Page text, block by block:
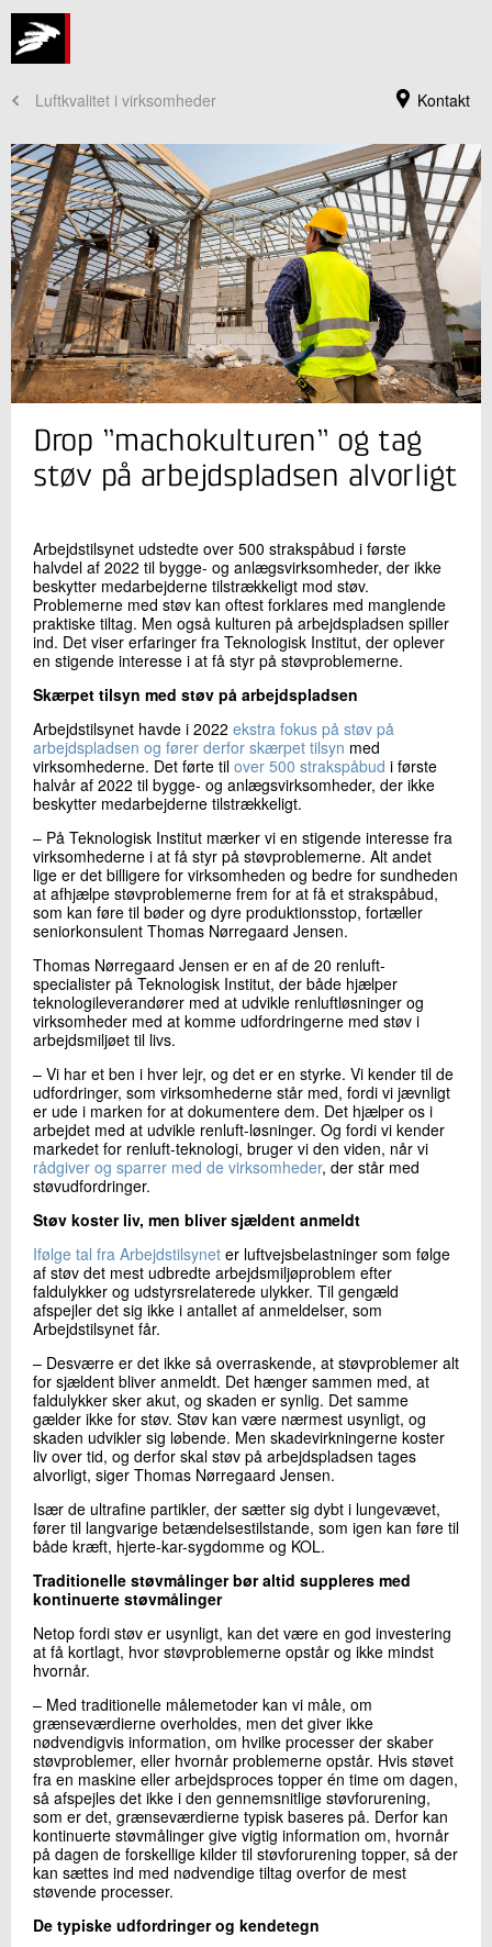
Kontakt
Luftkvalitet i virksomheder
Jeg er din kontaktperson
Naja Villadsen
Specialist
Kemisk Karakterisering og Rådgivning
Skriv til mig
Drop ”machokulturen” og tag
støv på arbejdspladsen alvorligt
Arbejdstilsynet udstedte over 500 strakspåbud i første
halvdel af 2022 til bygge- og anlægsvirksomheder, der ikke
beskytter medarbejderne tilstrækkeligt mod støv.
Problemerne med støv kan oftest forklares med manglende
praktiske tiltag. Men også kulturen på arbejdspladsen spiller
ind. Det viser erfaringer fra Teknologisk Institut, der oplever
en stigende interesse i at få styr på støvproblemerne.
Skærpet tilsyn med støv på arbejdspladsen
Arbejdstilsynet havde i 2022 ekstra fokus på støv på
arbejdspladsen og fører derfor skærpet tilsyn med
virksomhederne. Det førte til over 500 strakspåbud i første
halvår af 2022 til bygge- og anlægsvirksomheder, der ikke
beskytter medarbejderne tilstrækkeligt.
– På Teknologisk Institut mærker vi en stigende interesse fra
virksomhederne i at få styr på støvproblemerne. Alt andet
lige er det billigere for virksomheden og bedre for sundheden
at afhjælpe støvproblemerne frem for at få et strakspåbud,
som kan føre til bøder og dyre produktionsstop, fortæller
seniorkonsulent Thomas Nørregaard Jensen.
Thomas Nørregaard Jensen er en af de 20 renluft-
specialister på Teknologisk Institut, der både hjælper
teknologileverandører med at udvikle renluftløsninger og
virksomheder med at komme udfordringerne med støv i
arbejdsmiljøet til livs.
– Vi har et ben i hver lejr, og det er en styrke. Vi kender til de
udfordringer, som virksomhederne står med, fordi vi jævnligt
er ude i marken for at dokumentere dem. Det hjælper os i
arbejdet med at udvikle renluft-løsninger. Og fordi vi kender
markedet for renluft-teknologi, bruger vi den viden, når vi
rådgiver og sparrer med de virksomheder, der står med
støvudfordringer.
Støv koster liv, men bliver sjældent anmeldt
Ifølge tal fra Arbejdstilsynet er luftvejsbelastninger som følge
af støv det mest udbredte arbejdsmiljøproblem efter
faldulykker og udstyrsrelaterede ulykker. Til gengæld
afspejler det sig ikke i antallet af anmeldelser, som
Arbejdstilsynet får.
– Desværre er det ikke så overraskende, at støvproblemer alt
for sjældent bliver anmeldt. Det hænger sammen med, at
faldulykker sker akut, og skaden er synlig. Det samme
gælder ikke for støv. Støv kan være nærmest usynligt, og
skaden udvikler sig løbende. Men skadevirkningerne koster
liv over tid, og derfor skal støv på arbejdspladsen tages
alvorligt, siger Thomas Nørregaard Jensen.
Især de ultrafine partikler, der sætter sig dybt i lungevævet,
fører til langvarige betændelsestilstande, som igen kan føre til
både kræft, hjerte-kar-sygdomme og KOL.
Traditionelle støvmålinger bør altid suppleres med
kontinuerte støvmålinger
Netop fordi støv er usynligt, kan det være en god investering
at få kortlagt, hvor støvproblemerne opstår og ikke mindst
hvornår.
– Med traditionelle målemetoder kan vi måle, om
grænseværdierne overholdes, men det giver ikke
nødvendigvis information, om hvilke processer der skaber
støvproblemer, eller hvornår problemerne opstår. Hvis støvet
fra en maskine eller arbejdsproces topper én time om dagen,
så afspejles det ikke i den gennemsnitlige støvforurening,
som er det, grænseværdierne typisk baseres på. Derfor kan
kontinuerte støvmålinger give vigtig information om, hvornår
på dagen de forskellige kilder til støvforurening topper, så der
kan sættes ind med nødvendige tiltag overfor de mest
støvende processer.
De typiske udfordringer og kendetegn